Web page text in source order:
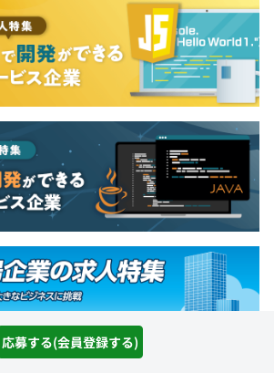
応募する(会員登録する)